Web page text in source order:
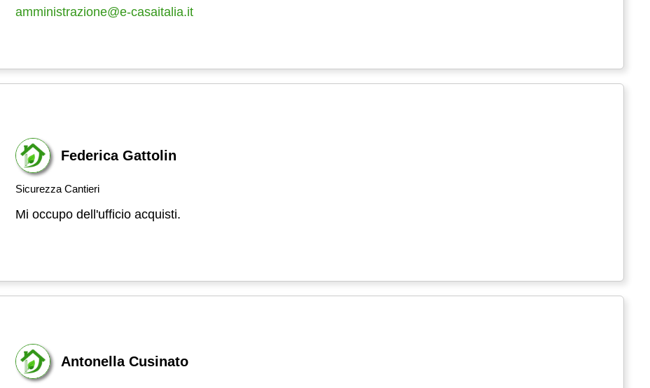
amministrazione@e-casaitalia.it
Federica Gattolin
Sicurezza Cantieri
Mi occupo dell'ufficio acquisti.
Antonella Cusinato